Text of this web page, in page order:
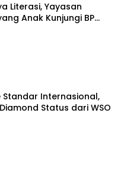
Literasi, Yayasan
Anak Kunjungi BP
Standar Internasional,
Status dari WSO